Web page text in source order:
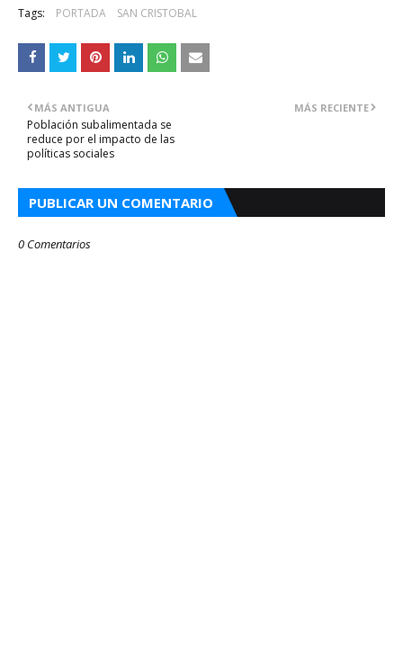
Tags: PORTADA SAN CRISTOBAL
MÁS RECIENTE
MÁS ANTIGUA
Población subalimentada se
reduce por el impacto de las
políticas sociales
PUBLICAR UN COMENTARIO
0 Comentarios